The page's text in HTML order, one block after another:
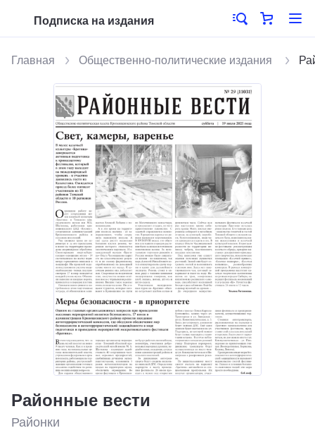
Подписка на издания
Главная Общественно-политические издания
Районные вести
Районки